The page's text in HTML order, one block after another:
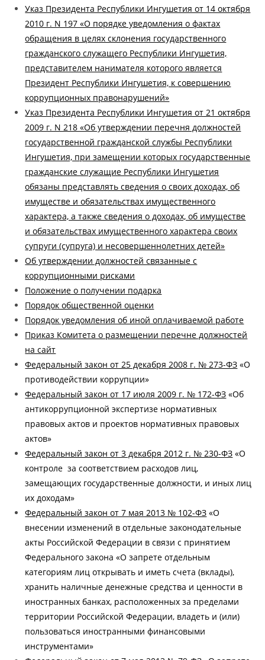
Указ Президента Республики Ингушетия от 14 октября
2010 г. N 197 «О порядке уведомления о фактах
обращения в целях склонения государственного
гражданского служащего Республики Ингушетия,
представителем нанимателя которого является
Президент Республики Ингушетия, к совершению
коррупционных правонарушений»
Указ Президента Республики Ингушетия от 21 октября
2009 г. N 218 «Об утверждении перечня должностей
государственной гражданской службы Республики
Ингушетия, при замещении которых государственные
гражданские служащие Республики Ингушетия
обязаны представлять сведения о своих доходах, об
имуществе и обязательствах имущественного
характера, а также сведения о доходах, об имуществе
и обязательствах имущественного характера своих
супруги (супруга) и несовершеннолетних детей»
Об утверждении должностей связанные с
коррупционными рисками
Положение о получении подарка
Порядок общественной оценки
Порядок уведомления об иной оплачиваемой работе
Приказ Комитета о размещении перечне должностей
на сайт
Федеральный закон от 25 декабря 2008 г. № 273-ФЗ «О
противодействии коррупции»
Федеральный закон от 17 июля 2009 г. № 172-ФЗ «Об
антикоррупционной экспертизе нормативных
правовых актов и проектов нормативных правовых
актов»
Федеральный закон от 3 декабря 2012 г. № 230-ФЗ «О
контроле за соответствием расходов лиц,
замещающих государственные должности, и иных лиц
их доходам»
Федеральный закон от 7 мая 2013 № 102-ФЗ «О
внесении изменений в отдельные законодательные
акты Российской Федерации в связи с принятием
Федерального закона «О запрете отдельным
категориям лиц открывать и иметь счета (вклады),
хранить наличные денежные средства и ценности в
иностранных банках, расположенных за пределами
территории Российской Федерации, владеть и (или)
пользоваться иностранными финансовыми
инструментами»